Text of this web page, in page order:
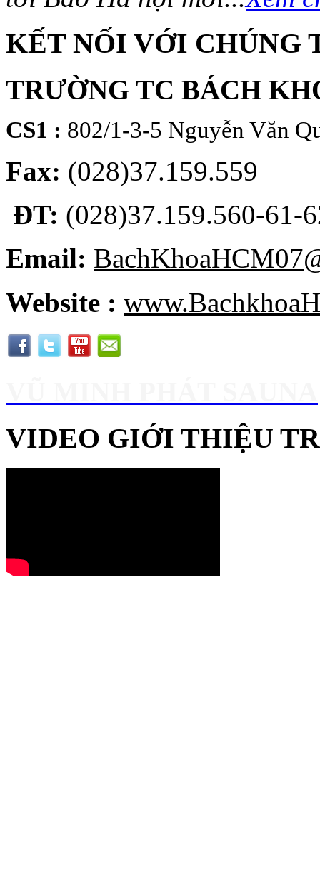
KẾT NỐI VỚI CHÚNG
TRƯỜNG TC BÁCH
CS1 : 802/1-3-5 Nguyễn Văn
Fax: (028)37.159.559
ĐT: (028)37.159.560-61-
Email:
Website :
VIDEO GIỚI THIỆU